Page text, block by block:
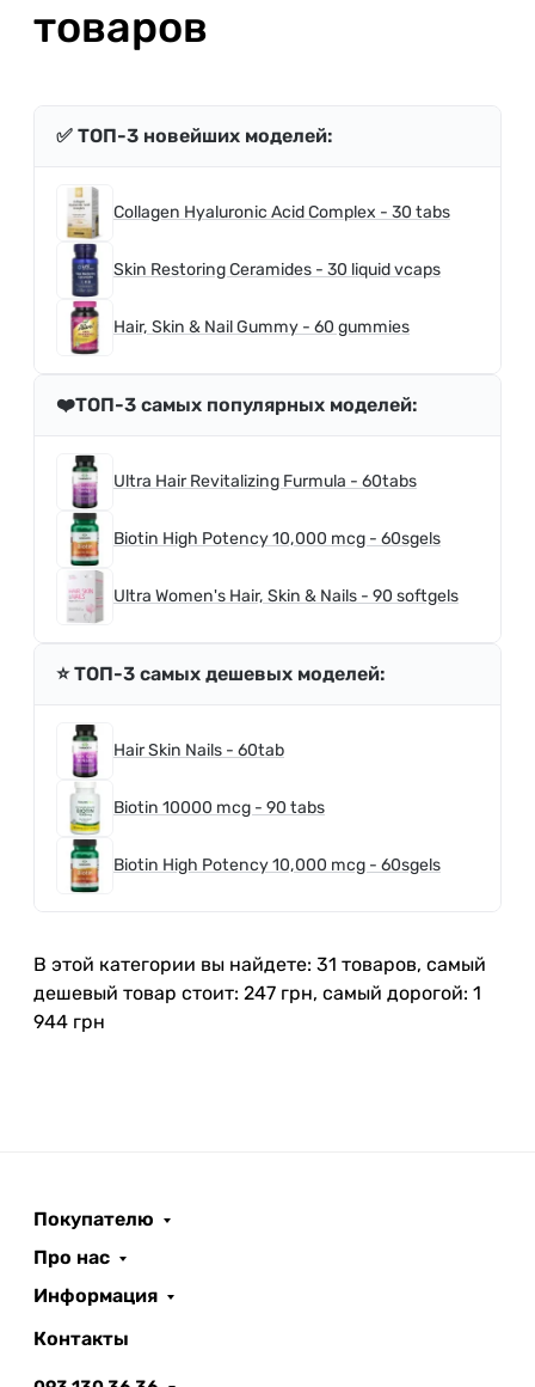
товаров
✅ ТОП-3 новейших моделей:
Collagen Hyaluronic Acid Complex - 30 tabs
Skin Restoring Ceramides - 30 liquid vcaps
Hair, Skin & Nail Gummy - 60 gummies
❤️ТОП-3 самых популярных моделей:
Ultra Hair Revitalizing Furmula - 60tabs
Biotin High Potency 10,000 mcg - 60sgels
Ultra Women's Hair, Skin & Nails - 90 softgels
⭐️ ТОП-3 самых дешевых моделей:
Hair Skin Nails - 60tab
Biotin 10000 mcg - 90 tabs
Biotin High Potency 10,000 mcg - 60sgels
В этой категории вы найдете: 31 товаров, самый
дешевый товар стоит: 247 грн, самый дорогой: 1
944 грн
Покупателю
Про нас
Информация
Контакты